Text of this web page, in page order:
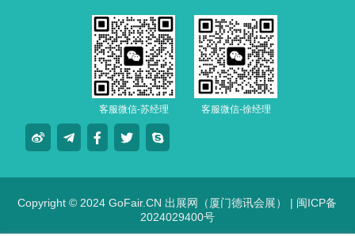
客服微信-苏经理 客服微信-徐经理
Copyright © 2024 GoFair.CN 出展网（厦门德讯会展） | 闽ICP备
2024029400号